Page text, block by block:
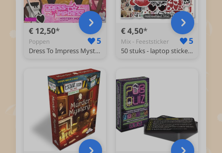
€ 12,50
Poppen 5
Dress To Impress Mystery pop
€ 4,50
Mix - Feeststicker 5
50 stuks - laptop stickers - love - telefoonsticker - zelfklevend sticker - valentijn - stickers voor laptop